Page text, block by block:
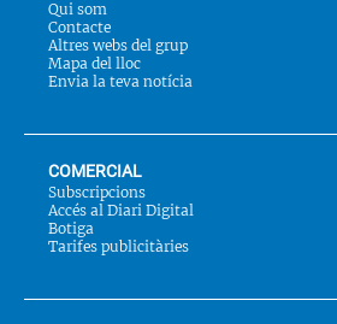
Qui som
Contacte
Altres webs del grup
Mapa del lloc
Envia la teva notícia
COMERCIAL
Subscripcions
Accés al Diari Digital
Botiga
Tarifes publicitàries